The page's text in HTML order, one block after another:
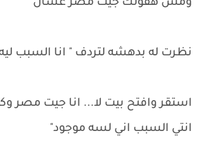
ومش هقولك جيت مصر عشان
نظرت له بدهشه لتردف " انا السبب
استقر وافتح بيت لا... انا جيت مصر
انتي السبب اني لسه موجود"